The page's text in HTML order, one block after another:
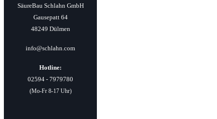
SäureBau Schlahn GmbH
Gausepatt 64
48249 Dülmen
info@schlahn.com
Hotline:
02594 - 7979780
(Mo-Fr 8-17 Uhr)